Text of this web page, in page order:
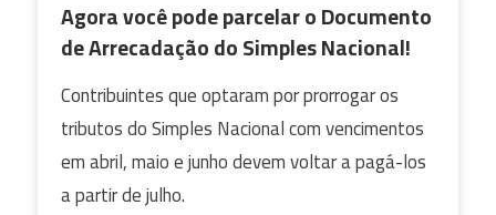
Agora você pode parcelar o Documento
de Arrecadação do Simples Nacional!
Contribuintes que optaram por prorrogar os
tributos do Simples Nacional com vencimentos
em abril, maio e junho devem voltar a pagá-los
a partir de julho.